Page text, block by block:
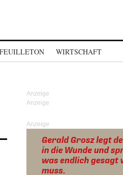
FEUILLETON WIRTSCHAFT
Anzeige